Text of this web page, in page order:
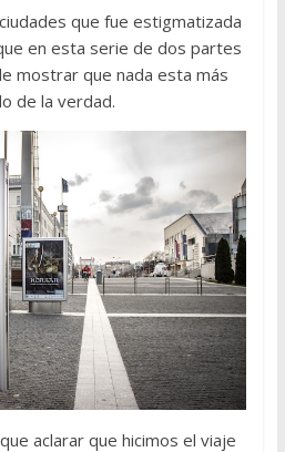
que fue estigmatizada
en esta serie de dos partes
mostrar que nada esta más
de la verdad.
aclarar que hicimos el viaje